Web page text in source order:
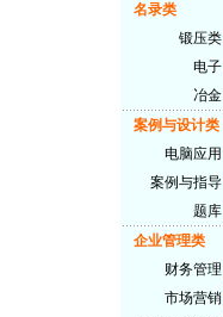
名录类
锻压类
电子
冶金
案例与设计类
电脑应用
案例与指导
题库
企业管理类
财务管理
市场营销